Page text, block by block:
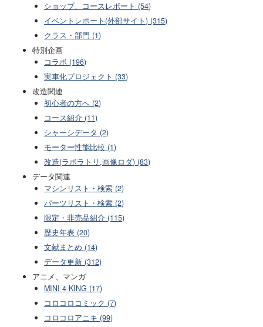
ショップ、コースレポート (54)
イベントレポート(外部サイト) (315)
クラス・部門 (1)
特別企画
コラボ (196)
実車化プロジェクト (33)
改造関連
初心者の方へ (2)
コース紹介 (11)
シャーシデータ (2)
モーター性能比較 (1)
改造(ラボラトリ,画像ロダ) (83)
データ関連
マシンリスト・検索 (2)
パーツリスト・検索 (2)
限定・非売品紹介 (115)
歴史年表 (20)
文献まとめ (14)
データ更新 (312)
アニメ、マンガ
MINI 4 KING (17)
コロコロコミック (7)
コロコロアニキ (99)